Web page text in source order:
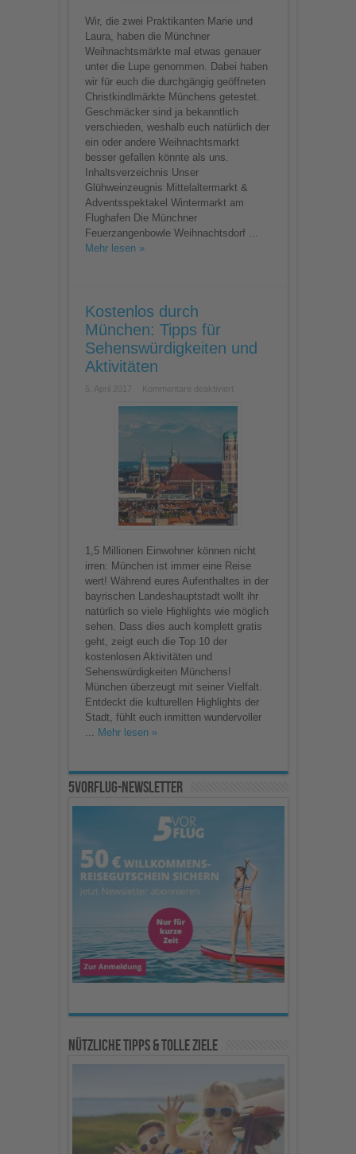
Wir, die zwei Praktikanten Marie und
Laura, haben die Münchner
Weihnachtsmärkte mal etwas genauer
unter die Lupe genommen. Dabei haben
wir für euch die durchgängig geöffneten
Christkindlmärkte Münchens getestet.
Geschmäcker sind ja bekanntlich
verschieden, weshalb euch natürlich der
ein oder andere Weihnachtsmarkt
besser gefallen könnte als uns.
Inhaltsverzeichnis Unser
Glühweinzeugnis Mittelaltermarkt &
Adventsspektakel Wintermarkt am
Flughafen Die Münchner
Feuerzangenbowle Weihnachtsdorf ...
Mehr lesen »
Kostenlos durch
München: Tipps für
Sehenswürdigkeiten und
Aktivitäten
5. April 2017 Kommentare deaktiviertfür
durch
für
Sehenswürdigkeiten
und
Aktivitäten
1,5 Millionen Einwohner können nicht
irren: München ist immer eine Reise
wert! Während eures Aufenthaltes in der
bayrischen Landeshauptstadt wollt ihr
natürlich so viele Highlights wie möglich
sehen. Dass dies auch komplett gratis
geht, zeigt euch die Top 10 der
kostenlosen Aktivitäten und
Sehenswürdigkeiten Münchens!
München überzeugt mit seiner Vielfalt.
Entdeckt die kulturellen Highlights der
Stadt, fühlt euch inmitten wundervoller
Mehr lesen »
5vorFlug-Newsletter
Nützliche Tipps & Tolle Ziele